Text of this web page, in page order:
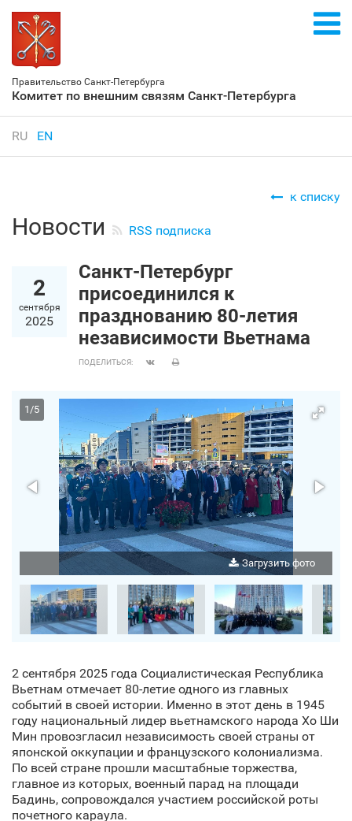
Правительство Санкт‑Петербурга
Комитет по внешним связям Санкт‑Петербурга
RU EN
к списку
Новости RSS подписка
2
сентября
2025
Санкт‑Петербург
присоединился к
празднованию 80-летия
независимости Вьетнама
ПОДЕЛИТЬСЯ:
Загрузить фото
1/5
2 сентября 2025 года Социалистическая Республика
Вьетнам отмечает 80-летие одного из главных
событий в своей истории. Именно в этот день в 1945
году национальный лидер вьетнамского народа Хо Ши
Мин провозгласил независимость своей страны от
японской оккупации и французского колониализма.
По всей стране прошли масштабные торжества,
главное из которых, военный парад на площади
Бадинь, сопровождался участием российской роты
почетного караула.